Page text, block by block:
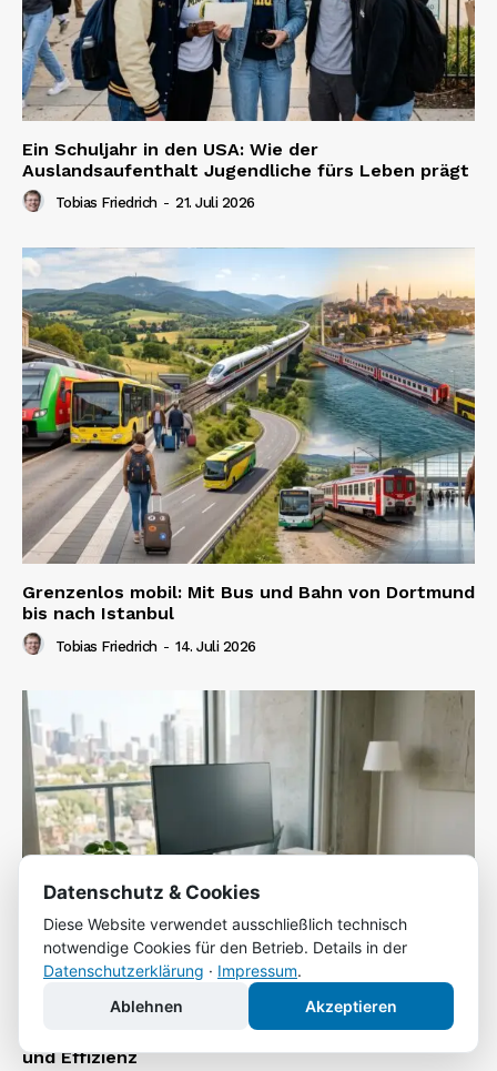
Ein Schuljahr in den USA: Wie der
Auslandsaufenthalt Jugendliche fürs Leben prägt
Tobias Friedrich - 21. Juli 2026
Grenzenlos mobil: Mit Bus und Bahn von Dortmund
bis nach Istanbul
Tobias Friedrich - 14. Juli 2026
Berufskleidung im Betrieb: Sicherheit, Hygiene
und Effizienz
Datenschutz & Cookies
Diese Website verwendet ausschließlich technisch
notwendige Cookies für den Betrieb. Details in der
Datenschutzerklärung · Impressum.
Ablehnen
Akzeptieren